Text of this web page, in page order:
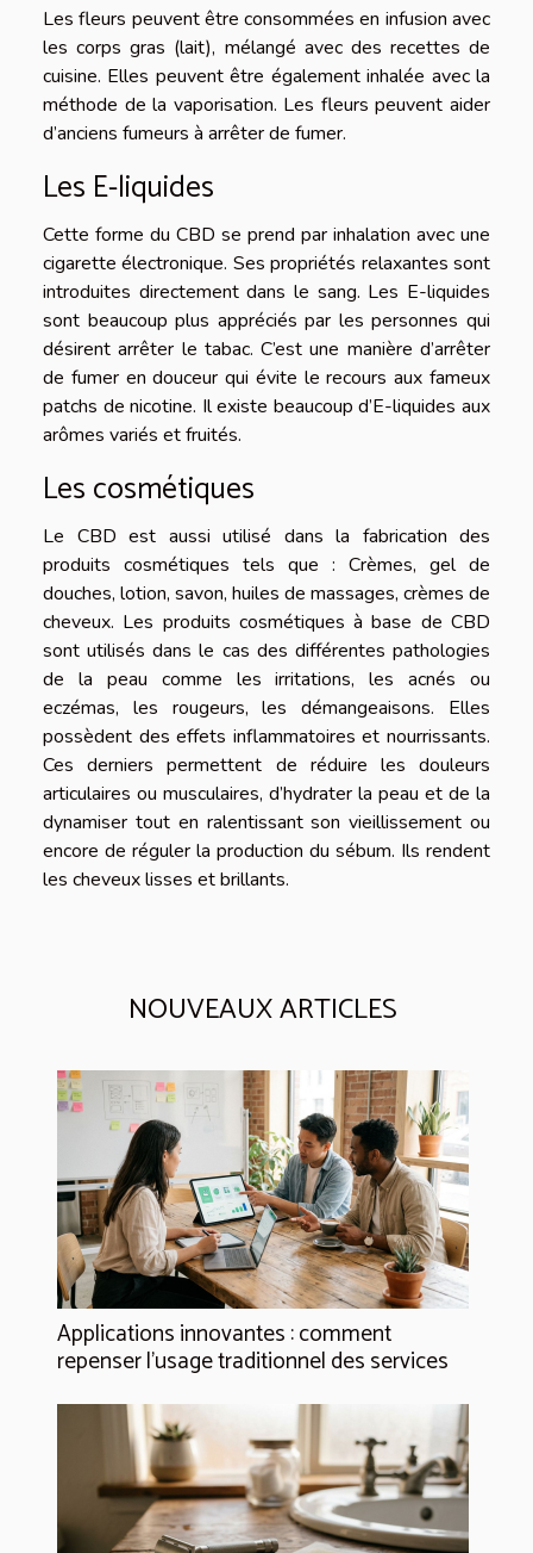
Les fleurs peuvent être consommées en infusion avec
les corps gras (lait), mélangé avec des recettes de
cuisine. Elles peuvent être également inhalée avec la
méthode de la vaporisation. Les fleurs peuvent aider
d’anciens fumeurs à arrêter de fumer.
Les E-liquides
Cette forme du CBD se prend par inhalation avec une
cigarette électronique. Ses propriétés relaxantes sont
introduites directement dans le sang. Les E-liquides
sont beaucoup plus appréciés par les personnes qui
désirent arrêter le tabac. C’est une manière d’arrêter
de fumer en douceur qui évite le recours aux fameux
patchs de nicotine. Il existe beaucoup d’E-liquides aux
arômes variés et fruités.
Les cosmétiques
Le CBD est aussi utilisé dans la fabrication des
produits cosmétiques tels que : Crèmes, gel de
douches, lotion, savon, huiles de massages, crèmes de
cheveux. Les produits cosmétiques à base de CBD
sont utilisés dans le cas des différentes pathologies
de la peau comme les irritations, les acnés ou
eczémas, les rougeurs, les démangeaisons. Elles
possèdent des effets inflammatoires et nourrissants.
Ces derniers permettent de réduire les douleurs
articulaires ou musculaires, d’hydrater la peau et de la
dynamiser tout en ralentissant son vieillissement ou
encore de réguler la production du sébum. Ils rendent
les cheveux lisses et brillants.
NOUVEAUX ARTICLES
Applications innovantes : comment
repenser l’usage traditionnel des services